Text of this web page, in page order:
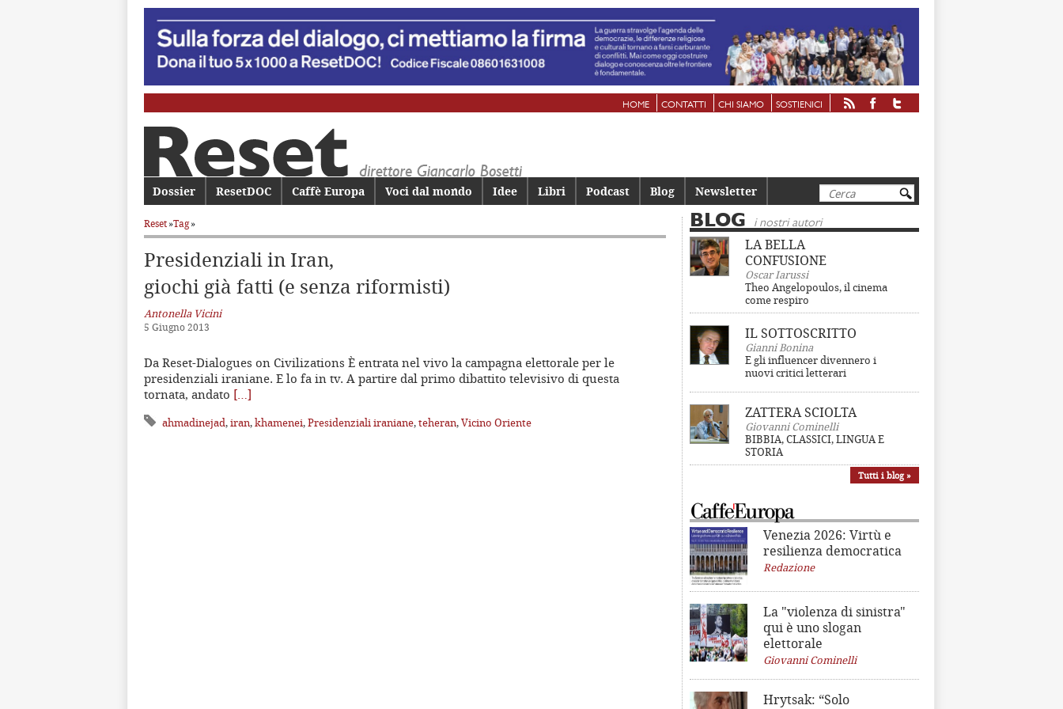
HOME CONTATTI CHI SIAMO SOSTIENICI
Cerca
Menu principale
Vai al contenuto principale
Vai al contenuto secondario
Dossier ResetDOC Caffè Europa Voci dal mondo Idee Libri Podcast Blog Newsletter
Reset»Tag»
Presidenziali in Iran,
giochi già fatti (e senza riformisti)
Antonella Vicini
5 Giugno 2013
Da Reset-Dialogues on Civilizations È entrata nel vivo la campagna elettorale per le
presidenziali iraniane. E lo fa in tv. A partire dal primo dibattito televisivo di questa
tornata, andato […]
ahmadinejad,iran,khamenei,Presidenziali iraniane,teheran,Vicino Oriente
BLOG i nostri autori
LA BELLA
CONFUSIONE
Oscar Iarussi
Theo Angelopoulos, il cinema
come respiro
IL SOTTOSCRITTO
Gianni Bonina
E gli influencer divennero i
nuovi critici letterari
ZATTERA SCIOLTA
Giovanni Cominelli
BIBBIA, CLASSICI, LINGUA E
STORIA
Tutti i blog »
Venezia 2026: Virtù e
resilienza democratica
Redazione
La "violenza di sinistra"
qui è uno slogan
elettorale
Giovanni Cominelli
Hrytsak: “Solo